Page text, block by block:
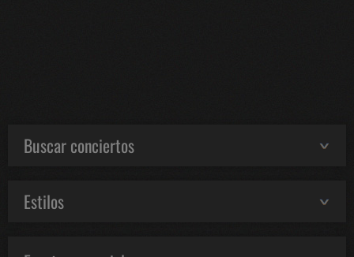
Buscar conciertos
Estilos